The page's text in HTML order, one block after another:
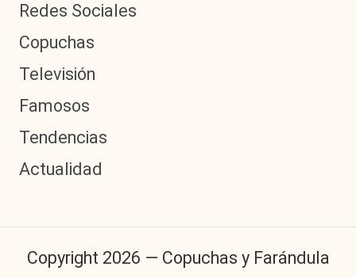
Redes Sociales
Copuchas
Televisión
Famosos
Tendencias
Actualidad
Copyright 2026 — Copuchas y Farándula